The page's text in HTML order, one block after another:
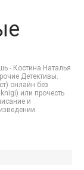
- Костина Наталья
Детективы.
онлайн без
или прочесть
и